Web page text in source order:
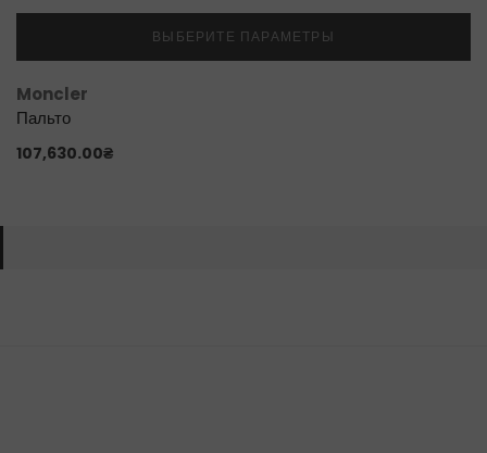
ВЫБЕРИТЕ ПАРАМЕТРЫ
Moncler
Пальто
107,630.00₴